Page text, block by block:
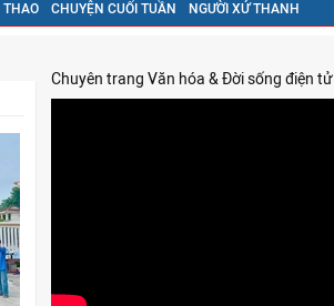
THAO CHUYỆN CUỐI TUẦN NGƯỜI XỨ THANH
Chuyên trang Văn hóa & Đời sống điện tử